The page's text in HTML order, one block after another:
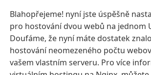
Blahopřejeme! nyní jste úspěšně
pro hostování dvou webů na jednom
Doufáme, že nyní máte dostatek
hostování neomezeného počtu
vašem vlastním serveru. Pro více